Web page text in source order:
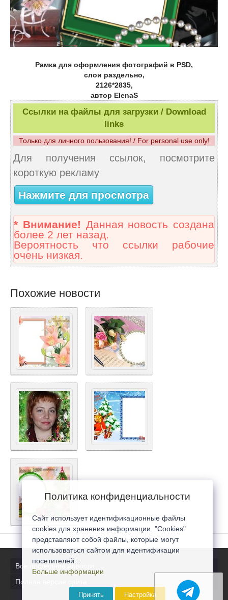
Рамка для оформления фотографий в PSD,
слои раздельно,
2126*2835,
автор ElenaS
Ссылки на файлы для загрузки / Download
links
Только для личного пользования! / For personal use only!
Для получения ссылок, посмотрите
короткую рекламу
Нажмите для просмотра
* Внимание! Данная новость создана
более 2 лет назад.
Вероятность что ссылки рабочие
очень низкая.
Похожие новости
Все последние новости
Полная версия сайта
Политика конфиденциальности
Сайт использует идентификационные файлы
cookies для хранения информации. "Cookies"
представляют собой файлы, которые могут
использоваться сайтом для идентификации
посетителей...
Больше информации
Принять Настройка